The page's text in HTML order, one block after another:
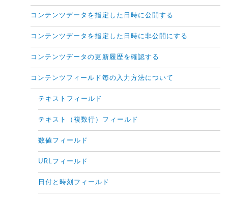
コンテンツデータを指定した日時に公開する
コンテンツデータを指定した日時に非公開にする
コンテンツデータの更新履歴を確認する
コンテンツフィールド毎の入力方法について
テキストフィールド
テキスト（複数行）フィールド
数値フィールド
URLフィールド
日付と時刻フィールド